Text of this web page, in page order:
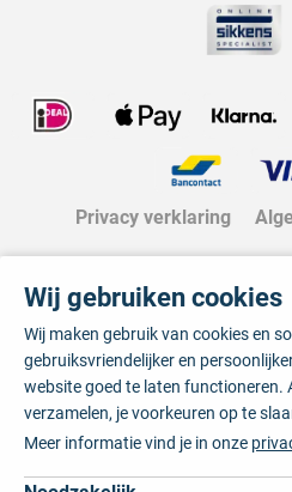
Privacy verklaring
Wij gebruiken cookies
Wij maken gebruik van cookies en
gebruiksvriendelijker en
website goed te laten functioneren.
verzamelen, je voorkeuren op te
Meer informatie vind je in onze